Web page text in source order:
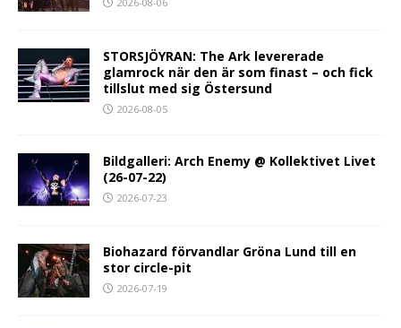
STORSJÖYRAN: The Ark levererade
glamrock när den är som finast – och fick
tillslut med sig Östersund
2026-08-05
Bildgalleri: Arch Enemy @ Kollektivet Livet
(26-07-22)
2026-07-23
Biohazard förvandlar Gröna Lund till en
stor circle-pit
2026-07-19